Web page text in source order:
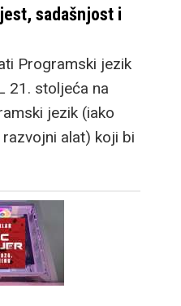
sadašnjost i
Programski jezik
21. stoljeća na
jezik (iako
alat) koji bi